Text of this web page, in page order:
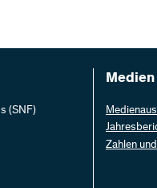
(SNF)
Medien
Zahlen